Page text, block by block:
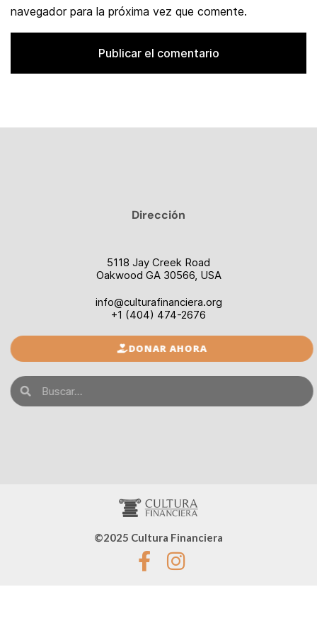
navegador para la próxima vez que comente.
Dirección
5118 Jay Creek Road
Oakwood GA 30566, USA
info@culturafinanciera.org
+1 (404) 474-2676
DONAR AHORA
©2025 Cultura Financiera